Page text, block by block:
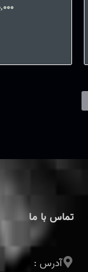
تماس با ما
آدرس :